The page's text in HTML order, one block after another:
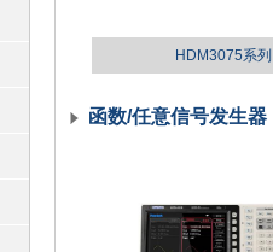
HDM3075系列
函数/任意信号发生器